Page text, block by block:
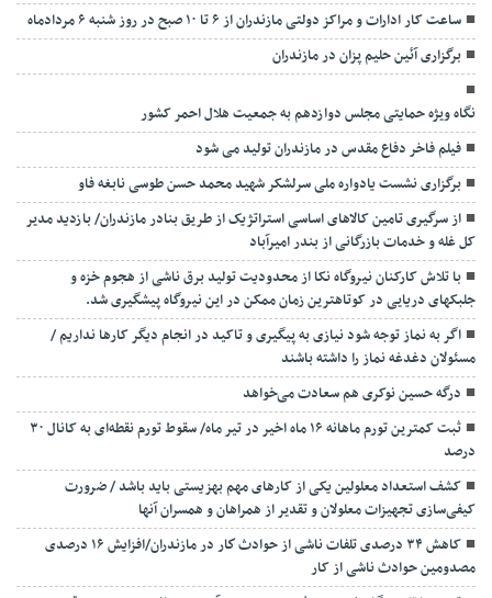
ساعت کار ادارات و مراکز دولتی مازندران از ۶ تا ۱۰ صبح در روز شنبه ۶ مردادماه
برگزاری آئین حلیم پزان در مازندران
نگاه ویژه حمایتی مجلس دوازدهم به جمعیت هلال احمر کشور
فیلم فاخر دفاع مقدس در مازندران تولید می شود
برگزاری نشست یادواره ملی سرلشکر شهید محمد حسن طوسی نابغه فاو
از سرگیری تامین کالاهای اساسی استراتژیک از طریق بنادر مازندران/ بازدید مدیر
کل غله و خدمات بازرگانی از بندر امیرآباد
با تلاش کارکنان نیروگاه نکا از محدودیت تولید برق ناشی از هجوم خزه و
جلبکهای دریایی در کوتاهترین زمان ممکن در این نیروگاه پیشگیری شد.
اگر به نماز توجه شود نیازی به پیگیری و تاکید در انجام دیگر کارها نداریم /
مسئولان دغدغه نماز را داشته باشند
درگه حسین نوکری هم سعادت می‌خواهد
ثبت کمترین تورم ماهانه ۱۶ ماه اخیر در تیر ماه/ سقوط تورم نقطه‌ای به کانال ۳۰
درصد
کشف استعداد معلولین یکی از کارهای مهم بهزیستی باید باشد / ضرورت
کیفی‌سازی تجهیزات معلولان و تقدیر از همراهان و همسران آنها
کاهش ۳۴ درصدی تلفات ناشی از حوادث كار در مازندران/افزایش ۱۶ درصدی
مصدومین حوادث ناشی از کار